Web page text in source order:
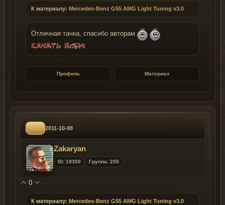
К материалу: Mercedes-Benz G55 AMG Light Tuning v3.0
Отличная тачка, спасибо авторам
Профиль Материал
#15 2011-10-08
Zakaryan
ID: 19350 Группа: 255
0
К материалу: Mercedes-Benz G55 AMG Light Tuning v3.0